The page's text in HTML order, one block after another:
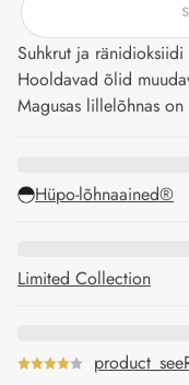
Suhkrut ja
Hooldavad õlid
Magusas lillelõhnas
Hüpo-lõhnaained®
Limited Collection